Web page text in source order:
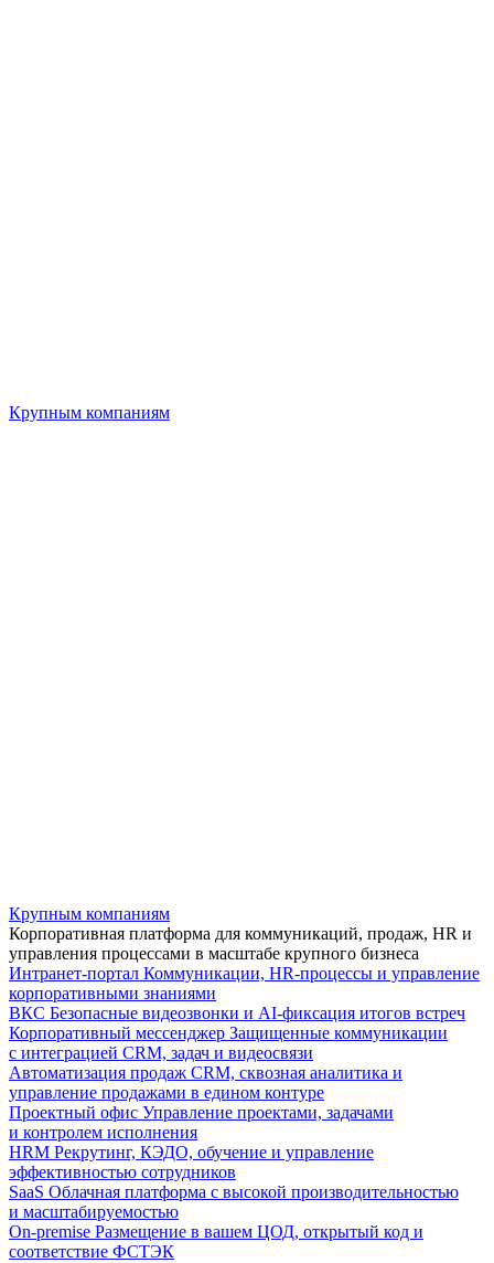
Крупным компаниям
Крупным компаниям
Корпоративная платформа для коммуникаций, продаж, HR и
управления процессами в масштабе крупного бизнеса
Интранет-портал Коммуникации, HR-процессы и управление
корпоративными знаниями
ВКС Безопасные видеозвонки и AI-фиксация итогов встреч
Корпоративный мессенджер Защищенные коммуникации
с интеграцией CRM, задач и видеосвязи
Автоматизация продаж CRM, сквозная аналитика и
управление продажами в едином контуре
Проектный офис Управление проектами, задачами
и контролем исполнения
HRM Рекрутинг, КЭДО, обучение и управление
эффективностью сотрудников
SaaS Облачная платформа с высокой производительностью
и масштабируемостью
On-premise Размещение в вашем ЦОД, открытый код и
соответствие ФСТЭК